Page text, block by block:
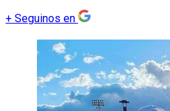
+ Seguinos en